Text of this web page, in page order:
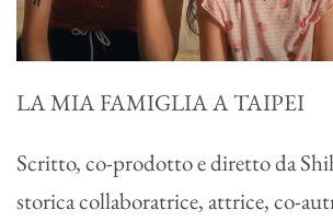
LA MIA FAMIGLIA A TAIPEI
Scritto, co-prodotto e diretto da
storica collaboratrice, attrice, co-